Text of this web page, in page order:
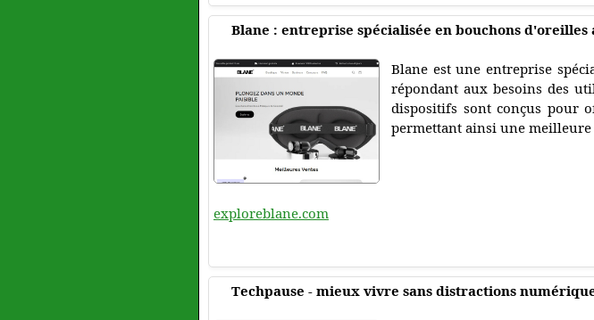
Blane : entreprise spécialisée en bouchons
Blane est une entreprise
répondant aux besoins des
dispositifs sont conçus pour
permettant ainsi une
exploreblane.com
Techpause - mieux vivre sans distractions